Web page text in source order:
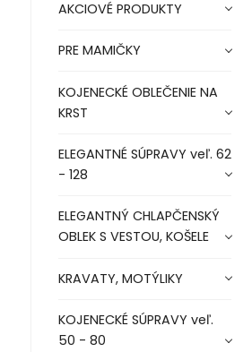
AKCIOVÉ PRODUKTY
PRE MAMIČKY
KOJENECKÉ OBLEČENIE NA
KRST
ELEGANTNÉ SÚPRAVY veľ. 62
- 128
ELEGANTNÝ CHLAPČENSKÝ
OBLEK S VESTOU, KOŠELE
KRAVATY, MOTÝLIKY
KOJENECKÉ SÚPRAVY veľ.
50 - 80